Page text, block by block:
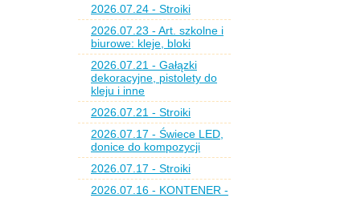
2026.07.24 - Stroiki
2026.07.23 - Art. szkolne i
biurowe: kleje, bloki
2026.07.21 - Gałązki
dekoracyjne, pistolety do
kleju i inne
2026.07.21 - Stroiki
2026.07.17 - Świece LED,
donice do kompozycji
2026.07.17 - Stroiki
2026.07.16 - KONTENER -